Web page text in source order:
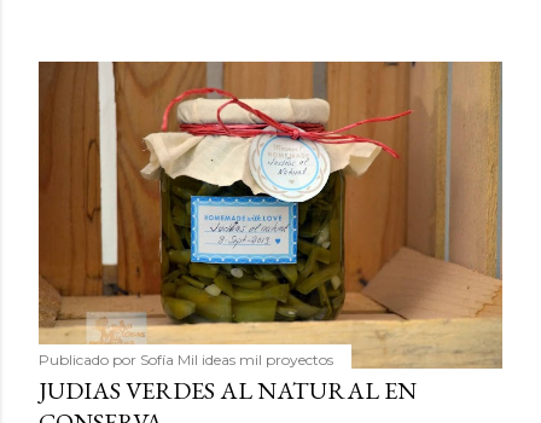
Publicado por Sofía Mil ideas mil proyectos
JUDIAS VERDES AL NATURAL EN